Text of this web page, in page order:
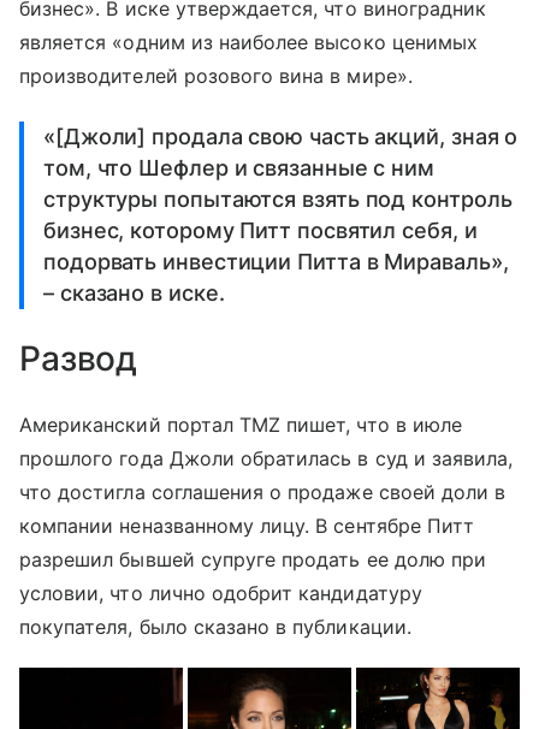
бизнес». В иске утверждается, что виноградник
является «одним из наиболее высоко ценимых
производителей розового вина в мире».
«[Джоли] продала свою часть акций, зная о
том, что Шефлер и связанные с ним
структуры попытаются взять под контроль
бизнес, которому Питт посвятил себя, и
подорвать инвестиции Питта в Мираваль»,
– сказано в иске.
Развод
Американский портал TMZ пишет, что в июле
прошлого года Джоли обратилась в суд и заявила,
что достигла соглашения о продаже своей доли в
компании неназванному лицу. В сентябре Питт
разрешил бывшей супруге продать ее долю при
условии, что лично одобрит кандидатуру
покупателя, было сказано в публикации.